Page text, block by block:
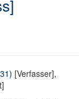
[Verfasser],